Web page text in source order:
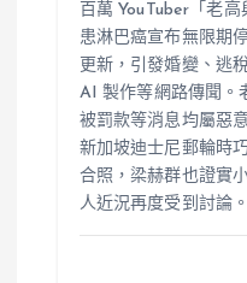
百萬 YouTuber「老
患淋巴癌宣布無限期
更新，引發婚變、逃
AI 製作等網路傳聞。
被罰款等消息均屬惡
新加坡迪士尼郵輪時
合照，梁赫群也證實
人近況再度受到討論。